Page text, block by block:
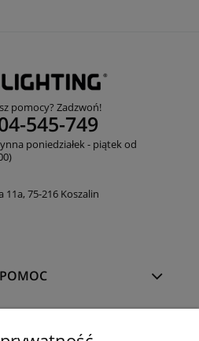
pomocy? Zadzwoń!
545-749
poniedziałek - piątek od
11a, 75-216 Koszalin
POMOC